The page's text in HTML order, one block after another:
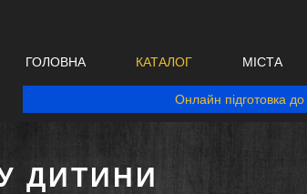
ГОЛОВНА КАТАЛОГ МІСТА
Онлайн підготовка
ДИТИНИ